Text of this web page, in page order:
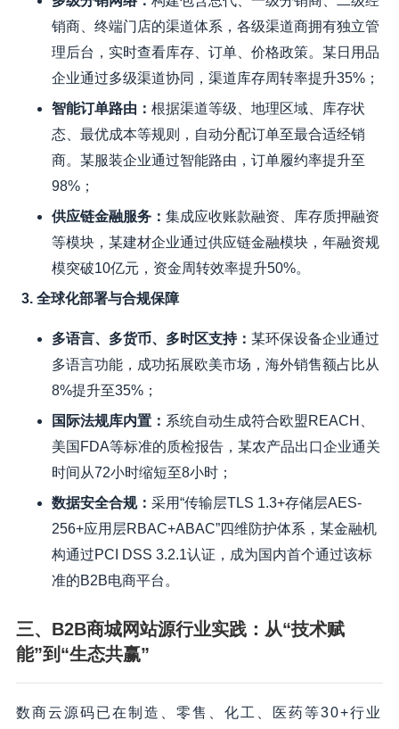
销商、终端门店的渠道体系，各级渠道商拥有独立管
理后台，实时查看库存、订单、价格政策。某日用品
企业通过多级渠道协同，渠道库存周转率提升35%；
智能订单路由 ： 根据渠道等级、地理区域、库存状
态、最优成本等规则，自动分配订单至最合适经销
商。某服装企业通过智能路由，订单履约率提升至
98%；
供应链金融服务： 集成应收账款融资、库存质押融资
等模块，某建材企业通过供应链金融模块，年融资规
模突破10亿元，资金周转效率提升50%。
3. 全球化部署与合规保障
多语言、多货币、多时区支持： 某环保设备企业通过
多语言功能，成功拓展欧美市场，海外销售额占比从
8%提升至35%；
国际法规库内置： 系统自动生成符合欧盟REACH、
美国FDA等标准的质检报告，某农产品出口企业通关
时间从72小时缩短至8小时；
数据安全合规： 采用“传输层TLS 1.3+存储层AES-
256+应用层RBAC+ABAC”四维防护体系，某金融机
构通过PCI DSS 3.2.1认证，成为国内首个通过该标
准的B2B电商平台。
三、B2B商城网站源行业实践：从“技术赋
能”到“生态共赢”
数商云源码已在制造、零售、化工、医药等30+行业